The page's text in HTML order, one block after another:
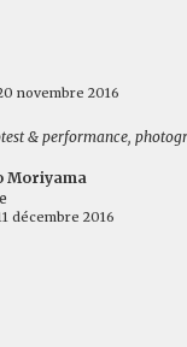
novembre 2016
& performance,
Moriyama
décembre 2016